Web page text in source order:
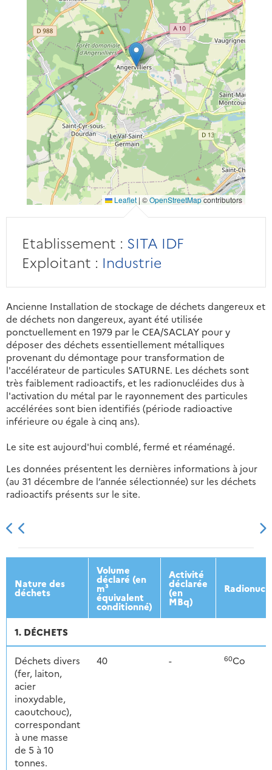
Leaflet | ©OpenStreetMapcontributors
Etablissement : SITA IDF
Exploitant : Industrie
Ancienne Installation de stockage de déchets dangereux et
de déchets non dangereux, ayant été utilisée
ponctuellement en 1979 par le CEA/SACLAY pour y
déposer des déchets essentiellement métalliques
provenant du démontage pour transformation de
l'accélérateur de particules SATURNE. Les déchets sont
très faiblement radioactifs, et les radionucléides dus à
l'activation du métal par le rayonnement des particules
accélérées sont bien identifiés (période radioactive
inférieure ou égale à cinq ans).
Le site est aujourd'hui comblé, fermé et réaménagé.
Les données présentent les dernières informations à jour
(au 31 décembre de l’année sélectionnée) sur les déchets
radioactifs présents sur le site.
2013 2014 2015 2016
Nature des
déchets
Volume
déclaré (en
m³
équivalent
conditionné)
Activité
déclarée
(en
MBq)
1. DÉCHETS
Déchets divers
(fer, laiton,
acier
inoxydable,
caoutchouc),
correspondant
à une masse
de 5 à 10
tonnes.
40 - 60Co